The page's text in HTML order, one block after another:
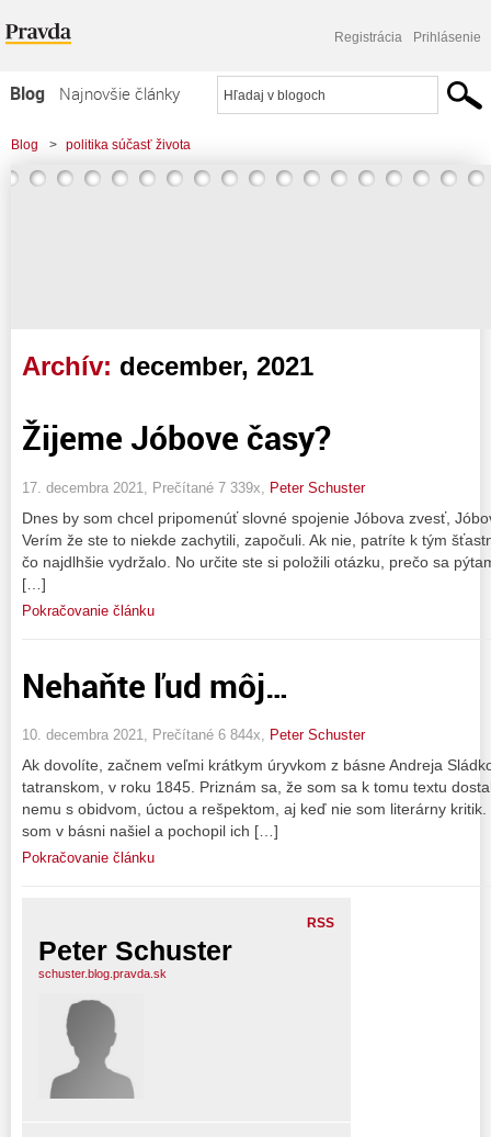
Registrácia Prihlásenie
Blog
Najnovšie články
Najčítanejšie články
Najkomentovanejšie články
Blog > politika súčasť života
Archív: december, 2021
Žijeme Jóbove časy?
17. decembra 2021, Prečítané 7 339x, Peter Schuster
Dnes by som chcel pripomenúť slovné spojenie Jóbova zvesť,
Verím že ste to niekde zachytili, započuli. Ak nie, patríte k tým
čo najdlhšie vydržalo. No určite ste si položili otázku, prečo sa
[…]
Pokračovanie článku
Nehaňte ľud môj…
10. decembra 2021, Prečítané 6 844x, Peter Schuster
Ak dovolíte, začnem veľmi krátkym úryvkom z básne Andreja
tatranskom, v roku 1845. Priznám sa, že som sa k tomu textu
nemu s obidvom, úctou a rešpektom, aj keď nie som literárny
som v básni našiel a pochopil ich […]
Pokračovanie článku
RSS
Peter Schuster
schuster.blog.pravda.sk